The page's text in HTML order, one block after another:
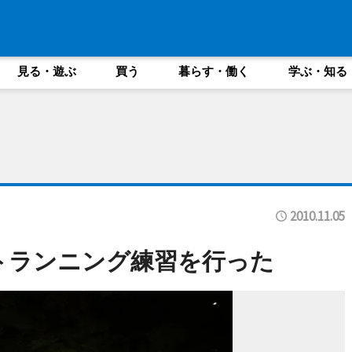
見る・遊ぶ 買う 暮らす・働く 学ぶ・知る
2010.11.05
ンニング練習を行った